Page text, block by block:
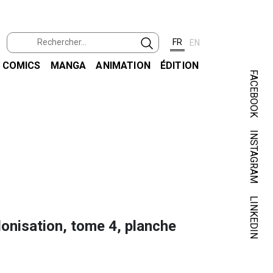
FR EN
COMICS MANGA ANIMATION ÉDITION
FACEBOOK
INSTAGRAM
LINKEDIN
tome 4, planche
HOT